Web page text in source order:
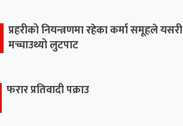
प्रहरीको नियन्त्रणमा रहेका कर्मा समूहले यसरी
मच्चाउथ्यो लुटपाट
फरार प्रतिवादी पक्राउ